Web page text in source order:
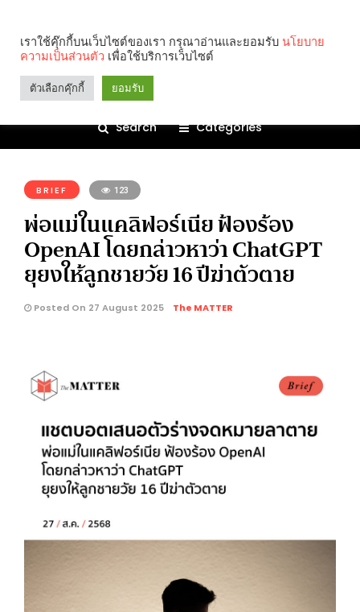
Search Categories
BRIEF 123
พ่อแม่ในแคลิฟอร์เนีย ฟ้องร้อง
OpenAI โดยกล่าวหาว่า ChatGPT
ยุยงให้ลูกชายวัย 16 ปีฆ่าตัวตาย
Posted On 27 August 2025 The MATTER
เราใช้คุ๊กกี้บนเว็บไซต์ของเรา กรุณาอ่านและยอมรับ นโยบาย
ความเป็นส่วนตัว เพื่อใช้บริการเว็บไซต์
ตัวเลือกคุ๊กกี้ ยอมรับ